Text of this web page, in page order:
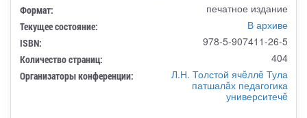
Формат: печатное издание
Текущее состояние: В архиве
ISBN: 978-5-907411-26-5
Количество страниц: 404
Организаторы конференции:
Л.Н. Толстой ячĕллĕ Тула
патшалăх педагогика
университечĕ